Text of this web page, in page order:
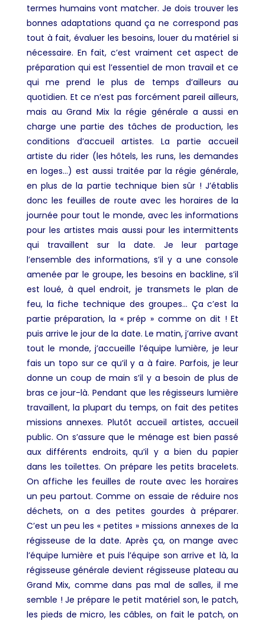
termes humains vont matcher. Je dois trouver les
bonnes adaptations quand ça ne correspond pas
tout à fait, évaluer les besoins, louer du matériel si
nécessaire. En fait, c’est vraiment cet aspect de
préparation qui est l’essentiel de mon travail et ce
qui me prend le plus de temps d’ailleurs au
quotidien. Et ce n’est pas forcément pareil ailleurs,
mais au Grand Mix la régie générale a aussi en
charge une partie des tâches de production, les
conditions d’accueil artistes.La partie accueil
artiste du rider (les hôtels, les runs, les demandes
en loges…) est aussi traitée par la régie générale,
en plus de la partie technique bien sûr ! J’établis
donc les feuilles de route avec les horaires de la
journée pour tout le monde, avec les informations
pour les artistes mais aussi pour les intermittents
qui travaillent sur la date. Je leur partage
l’ensemble des informations, s’il y a une console
amenée par le groupe, les besoins en backline, s’il
est loué, à quel endroit, je transmets le plan de
feu, la fiche technique des groupes… Ça c’est la
partie préparation, la « prép » comme on dit ! Et
puis arrive le jour de la date. Le matin, j’arrive avant
tout le monde, j’accueille l’équipe lumière, je leur
fais un topo sur ce qu’il y a à faire. Parfois, je leur
donne un coup de main s’il y a besoin de plus de
bras ce jour-là. Pendant que les régisseurs lumière
travaillent, la plupart du temps, on fait des petites
missions annexes. Plutôt accueil artistes, accueil
public. On s’assure que le ménage est bien passé
aux différents endroits, qu’il y a bien du papier
dans les toilettes. On prépare les petits bracelets.
On affiche les feuilles de route avec les horaires
un peu partout. Comme on essaie de réduire nos
déchets, on a des petites gourdes à préparer.
C’est un peu les « petites » missions annexes de la
régisseuse de la date. Après ça, on mange avec
l’équipe lumière et puis l’équipe son arrive et là, la
régisseuse générale devient régisseuse plateau au
Grand Mix, comme dans pas mal de salles, il me
semble ! Je prépare le petit matériel son, le patch,
les pieds de micro, les câbles, on fait le patch, on